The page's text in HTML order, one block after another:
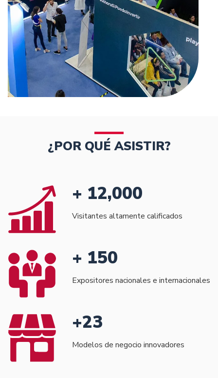
¿POR QUÉ ASISTIR?
+ 12,000
Visitantes altamente calificados
+ 150
Expositores nacionales e internacionales
+23
Modelos de negocio innovadores